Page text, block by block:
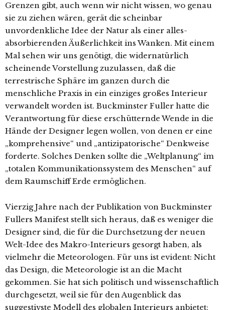
Grenzen gibt, auch wenn wir nicht wissen, wo genau
sie zu ziehen wären, gerät die scheinbar
unvordenkliche Idee der Natur als einer alles-
absorbierenden Äußerlichkeit ins Wanken. Mit einem
Mal sehen wir uns genötigt, die widernatürlich
scheinende Vorstellung zuzulassen, daß die
terrestrische Sphäre im ganzen durch die
menschliche Praxis in ein einziges großes Interieur
verwandelt worden ist. Buckminster Fuller hatte die
Verantwortung für diese erschütternde Wende in die
Hände der Designer legen wollen, von denen er eine
„komprehensive“ und „antizipatorische“ Denkweise
forderte. Solches Denken sollte die „Weltplanung“ im
„totalen Kommunikationssystem des Menschen“ auf
dem Raumschiff Erde ermöglichen.
Vierzig Jahre nach der Publikation von Buckminster
Fullers Manifest stellt sich heraus, daß es weniger die
Designer sind, die für die Durchsetzung der neuen
Welt-Idee des Makro-Interieurs gesorgt haben, als
vielmehr die Meteorologen. Für uns ist evident: Nicht
das Design, die Meteorologie ist an die Macht
gekommen. Sie hat sich politisch und wissenschaftlich
durchgesetzt, weil sie für den Augenblick das
suggestivste Modell des globalen Interieurs anbietet: